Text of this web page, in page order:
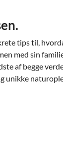
tips til,
med sin
af begge
unikke